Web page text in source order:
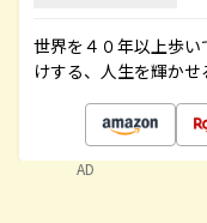
世界を４０年以上歩
けする、人生を輝か
AD